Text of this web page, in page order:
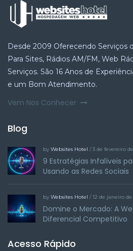
Desde 2009 Oferecendo Serviços
Para Sites, Rádios AM/FM, Web
Serviços. São 16 Anos de
e um Bom Atendimento.
Vem Nos Conhecer
Blog
by Websites Hotel / 3 de fevereiro
9 Estratégias Infalíveis
Usando as Redes Sociais
by Websites Hotel / 12 de janeiro
Domine o Mercado: A
Diferencial Competitivo
Acesso Rápido